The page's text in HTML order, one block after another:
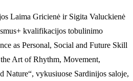
Laima Gricienė ir Sigita Valuckienė
kvalifikacijos tobulinimo
as Personal, Social and Future Skill
Art of Rhythm, Movement,
Nature“, vykusiuose Sardinijos saloje,